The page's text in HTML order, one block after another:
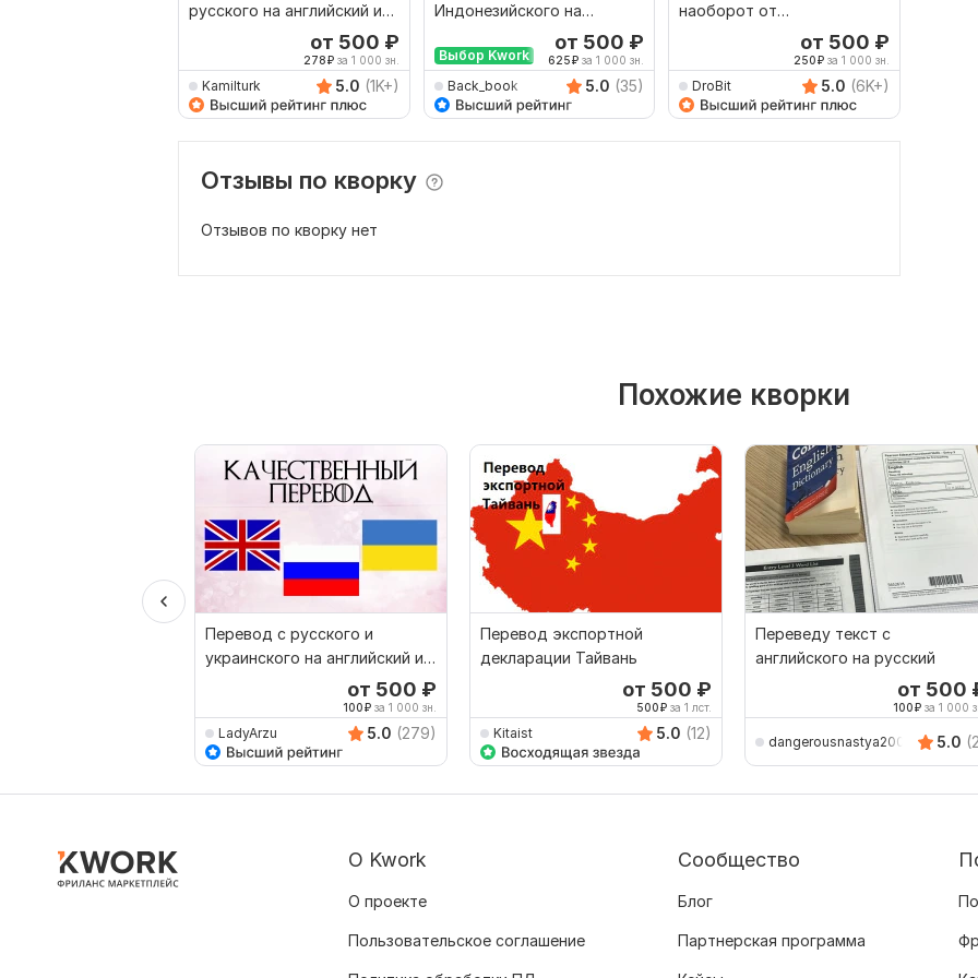
русского на английский и
от 500 ₽
278₽за 1 000 зн.
Kamilturk 5.0 (1K+)
Индонезийского на
Русский и наоборот
Выбор Kwork
от 500 ₽
625₽ за 1 000 зн.
Back_book 5.0 (35)
наоборот от
от 500 ₽
250₽за 1 000 зн.
DroBit 5.0 (6K+)
Отзывы по кворку
Отзывов по кворку нет
Похожие кворки
Перевод с русского и
украинского на английский и
от 500 ₽
100₽ за 1 000 зн.
LadyArzu 5.0 (279)
Перевод экспортной
декларации Тайвань
от 500 ₽
500₽ за 1 лст.
Kitaist 5.0 (12)
Переведу текст с
английского на русский
от 500
100₽ за 1 000
dangerousnastya2007 5.0
О Kwork
О проекте
Пользовательское соглашение
Сообщество
Блог
Партнерская программа